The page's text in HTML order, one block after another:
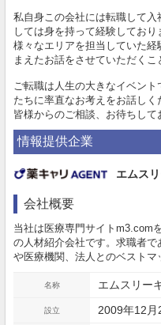
私自身この会社には転職して
しては身を持って経験しており
様々なエリアを担当していた
まえたお話をさせていただくこ
ご転職は人生の大きなイベン
たちに率直なお考えをお話しく
皆様からのご相談、お待ちして
情報提供企業
エムス
会社概要
当社は医療専門サイトm3.com
の人材紹介会社です。求職者
や医療機関、法人とのベストマ
名称 エムスリー
設立 2009年12月